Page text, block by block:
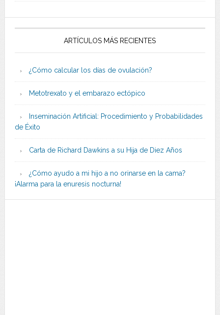
ARTÍCULOS MÁS RECIENTES
¿Cómo calcular los días de ovulación?
Metotrexato y el embarazo ectópico
Inseminación Artificial: Procedimiento y Probabilidades
de Éxito
Carta de Richard Dawkins a su Hija de Diez Años
¿Cómo ayudo a mi hijo a no orinarse en la cama?
¡Alarma para la enuresis nocturna!